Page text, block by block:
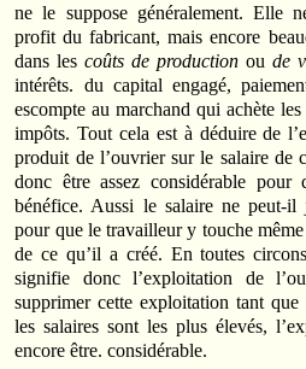
ne le suppose généralement. Elle
profit du fabricant, mais encore
dans lescoûts de productionou de
intérêts. du capital engagé,
escompte au marchand qui achète
impôts. Tout cela est à déduire de
produit de l’ouvrier sur le salaire de
donc être assez considérable pour
bénéfice. Aussi le salaire ne peut-il
pour que le travailleur y touche
de ce qu’il a créé. En toutes
signifie donc l’exploitation de
supprimer cette exploitation tant
les salaires sont les plus élevés,
encore être. considérable.